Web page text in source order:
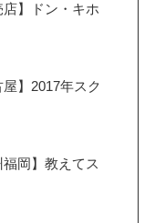
店】ドン・キホ
屋】2017年スク
福岡】教えてス